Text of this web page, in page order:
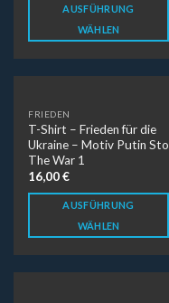
AUSFÜHRUNG
WÄHLEN
FRIEDEN
T-Shirt – Frieden für die
Ukraine – Motiv Putin
The War 1
16,00€
AUSFÜHRUNG
WÄHLEN